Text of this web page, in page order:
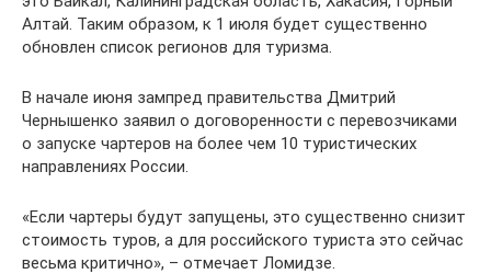
Алтай. Таким образом, к 1 июля будет существенно
обновлен список регионов для туризма.
В начале июня зампред правительства Дмитрий
Чернышенко заявил о договоренности с перевозчиками
о запуске чартеров на более чем 10 туристических
направлениях России.
«Если чартеры будут запущены, это существенно снизит
стоимость туров, а для российского туриста это сейчас
весьма критично», – отмечает Ломидзе.